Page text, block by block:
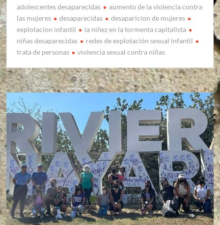
adolescentes desaparecidas
aumento de la violencia contra
las mujeres
desaparecidas
desaparicion de mujeres
explotacion infantil
la niñez en la tormenta capitalista
niñas desaparecidas
redes de explotación sexual infantil
trata de personas
violencia sexual contra niñas